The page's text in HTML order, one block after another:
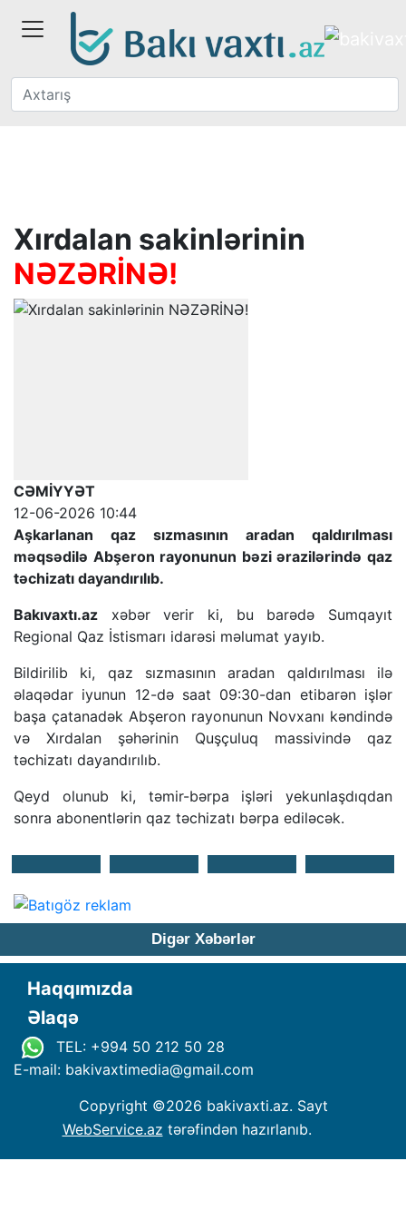
Xırdalan sakinlərinin
NƏZƏRİNƏ!
CƏMİYYƏT
12-06-2026 10:44
Aşkarlanan qaz sızmasının aradan qaldırılması
məqsədilə Abşeron rayonunun bəzi ərazilərində qaz
təchizatı dayandırılıb.
Bakıvaxtı.az xəbər verir ki, bu barədə Sumqayıt
Regional Qaz İstismarı idarəsi məlumat yayıb.
Bildirilib ki, qaz sızmasının aradan qaldırılması ilə
əlaqədar iyunun 12-də saat 09:30-dan etibarən işlər
başa çatanadək Abşeron rayonunun Novxanı kəndində
və Xırdalan şəhərinin Quşçuluq massivində qaz
təchizatı dayandırılıb.
Qeyd olunub ki, təmir-bərpa işləri yekunlaşdıqdan
sonra abonentlərin qaz təchizatı bərpa ediləcək.
Digər Xəbərlər
Haqqımızda
Əlaqə
TEL: +994 50 212 50 28
E-mail: bakivaxtimedia@gmail.com
Copyright ©2026 bakivaxti.az. Sayt
WebService.az tərəfindən hazırlanıb.